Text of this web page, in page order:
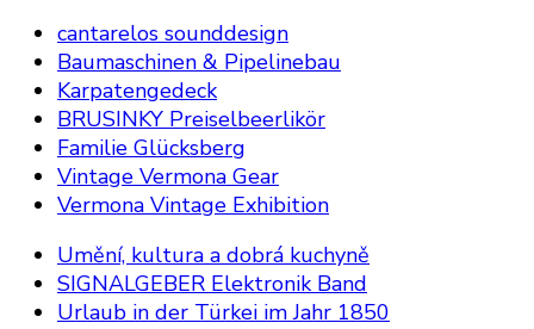
cantarelos sounddesign
Baumaschinen & Pipelinebau
Karpatengedeck
BRUSINKY Preiselbeerlikör
Familie Glücksberg
Vintage Vermona Gear
Vermona Vintage Exhibition
Umění, kultura a dobrá kuchyně
SIGNALGEBER Elektronik Band
Urlaub in der Türkei im Jahr 1850